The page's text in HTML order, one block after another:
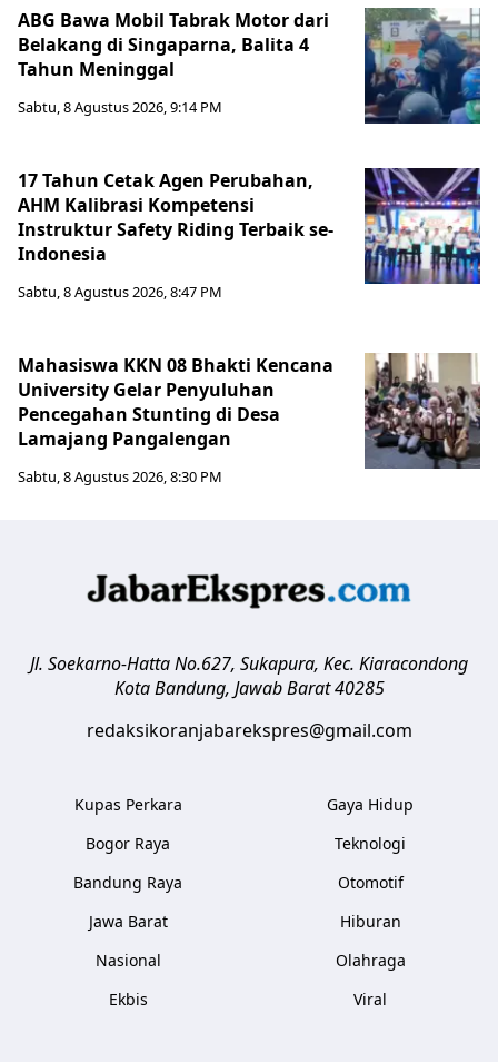
ABG Bawa Mobil Tabrak Motor dari
Belakang di Singaparna, Balita 4
Tahun Meninggal
Sabtu, 8 Agustus 2026, 9:14 PM
17 Tahun Cetak Agen Perubahan,
AHM Kalibrasi Kompetensi
Instruktur Safety Riding Terbaik se-
Indonesia
Sabtu, 8 Agustus 2026, 8:47 PM
Mahasiswa KKN 08 Bhakti Kencana
University Gelar Penyuluhan
Pencegahan Stunting di Desa
Lamajang Pangalengan
Sabtu, 8 Agustus 2026, 8:30 PM
Jl. Soekarno-Hatta No.627, Sukapura, Kec. Kiaracondong
Kota Bandung, Jawab Barat 40285
redaksikoranjabarekspres@gmail.com
Kupas Perkara
Bogor Raya
Bandung Raya
Jawa Barat
Nasional
Ekbis
Gaya Hidup
Teknologi
Otomotif
Hiburan
Olahraga
Viral